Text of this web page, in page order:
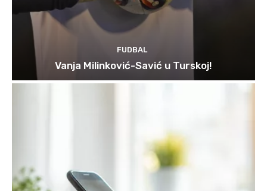
FUDBAL
Vanja Milinković-Savić u Turskoj!